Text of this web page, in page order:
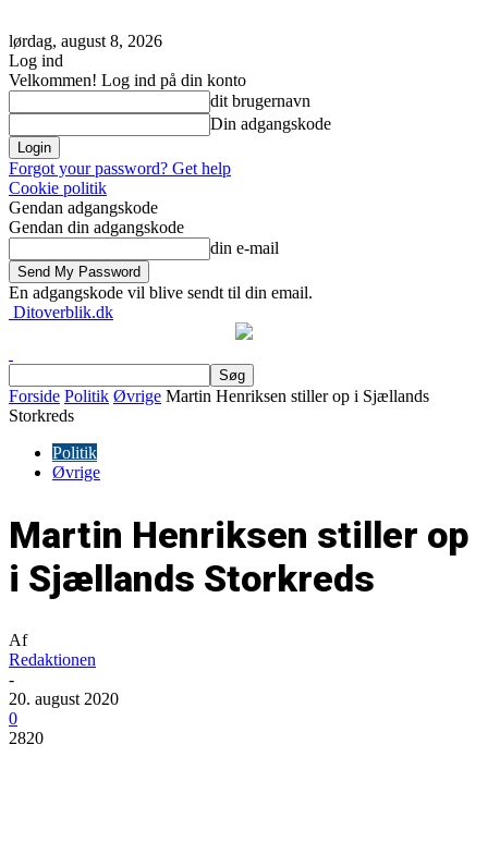
lørdag, august 8, 2026
Log ind
Velkommen! Log ind på din konto
dit brugernavn
Din adgangskode
Forgot your password? Get help
Cookie politik
Gendan adgangskode
Gendan din adgangskode
din e-mail
En adgangskode vil blive sendt til din email.
Ditoverblik.dk
Forside Politik Øvrige Martin Henriksen stiller op i Sjællands
Storkreds
Politik
Øvrige
Martin Henriksen stiller op
i Sjællands Storkreds
Af
Redaktionen
-
20. august 2020
0
2820